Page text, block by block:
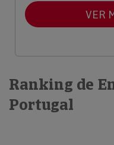
VER
Ranking de
Portugal